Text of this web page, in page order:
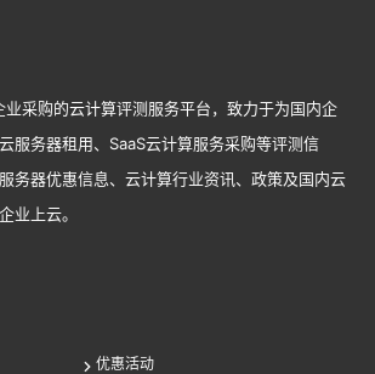
业采购的云计算评测服务平台，致力于为国内企
服务器租用、SaaS云计算服务采购等评测信
务器优惠信息、云计算行业资讯、政策及国内云
业上云。
优惠活动